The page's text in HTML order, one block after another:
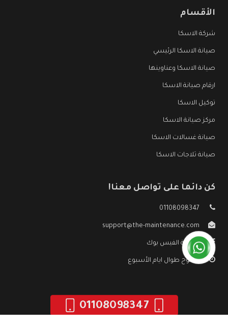
الأقسام
شركة الاسكا
صيانة الاسكا الرئيسي
صيانة الاسكا وعناوينها
ارقام صيانة الاسكا
توكيل الاسكا
مركز صيانة الاسكا
صيانة غسالات الاسكا
صيانة ثلاجات الاسكا
كن دائما على تواصل معنا!
01108098347
support@the-maintenance.com
صفحة الفيس بوك
مفتوح طوال ايام الأسبوع
01108098347